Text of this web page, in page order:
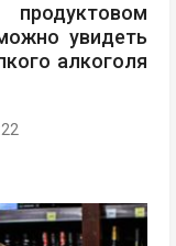
увидеть
алкоголя